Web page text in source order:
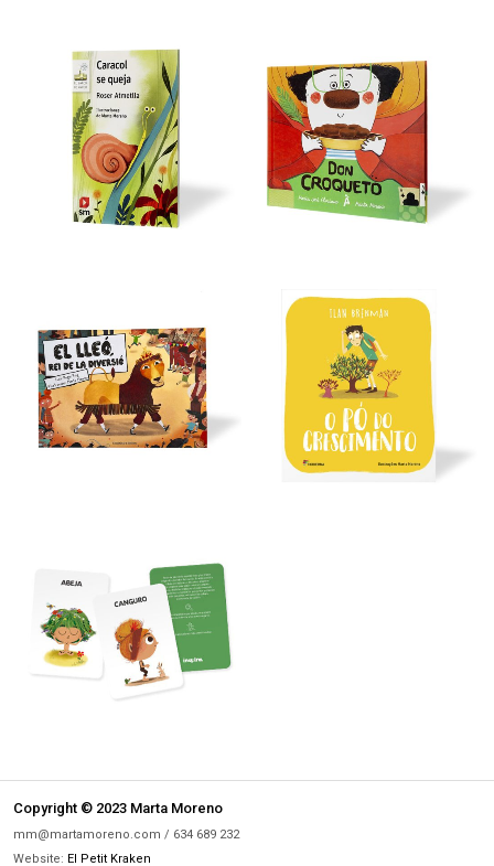
Copyright © 2023 Marta Moreno
mm@martamoreno.com / 634 689 232
Website: El Petit Kraken